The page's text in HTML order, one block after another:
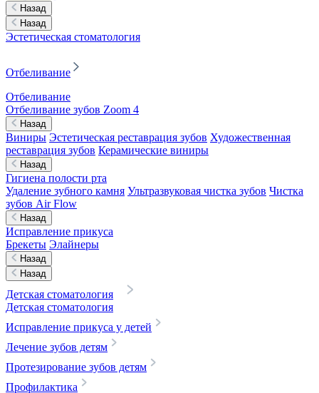
Назад
Назад
Эстетическая стоматология
Отбеливание
Отбеливание
Отбеливание зубов Zoom 4
Назад
Виниры Эстетическая реставрация зубов Художественная
реставрация зубов Керамические виниры
Назад
Гигиена полости рта
Удаление зубного камня Ультразвуковая чистка зубов Чистка
зубов Air Flow
Назад
Исправление прикуса
Брекеты Элайнеры
Назад
Назад
Детская стоматология
Детская стоматология
Исправление прикуса у детей
Лечение зубов детям
Протезирование зубов детям
Профилактика